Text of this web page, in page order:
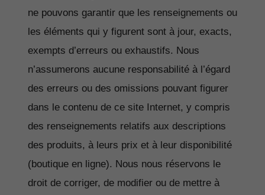
ne pouvons garantir que les renseignements ou
les éléments qui y figurent sont à jour, exacts,
exempts d’erreurs ou exhaustifs. Nous
n’assumerons aucune responsabilité à l’égard
des erreurs ou des omissions pouvant figurer
dans le contenu de ce site Internet, y compris
des renseignements relatifs aux descriptions
des produits, à leurs prix et à leur disponibilité
(boutique en ligne). Nous nous réservons le
droit de corriger, de modifier ou de mettre à